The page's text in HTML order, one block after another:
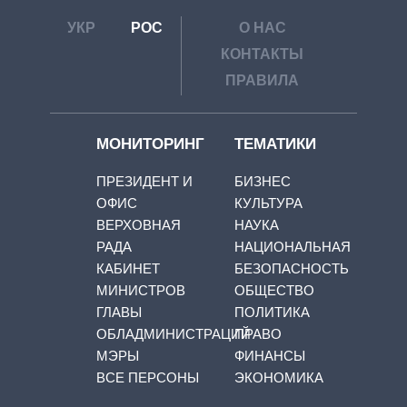
УКР РОС
О НАС
КОНТАКТЫ
ПРАВИЛА
МОНИТОРИНГ
ПРЕЗИДЕНТ И
ОФИС
ВЕРХОВНАЯ
РАДА
КАБИНЕТ
МИНИСТРОВ
ГЛАВЫ
ОБЛАДМИНИСТРАЦИЙ
МЭРЫ
ВСЕ ПЕРСОНЫ
ТЕМАТИКИ
БИЗНЕС
КУЛЬТУРА
НАУКА
НАЦИОНАЛЬНАЯ
БЕЗОПАСНОСТЬ
ОБЩЕСТВО
ПОЛИТИКА
ПРАВО
ФИНАНСЫ
ЭКОНОМИКА